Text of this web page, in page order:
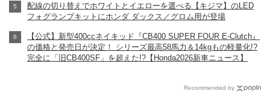
配線の切り替えでホワイトとイエローを選べる【キジマ】のLED
フォグランプキットにホンダ ダックス／グロム用が登場
【公式】新型400ccネイキッド『CB400 SUPER FOUR E-Clutch』
の価格と発売日が決定！ シリーズ最高58馬力＆14kgもの軽量化!?
完全に「旧CB400SF」を超えた!?【Honda2026新車ニュース】
Recommended by